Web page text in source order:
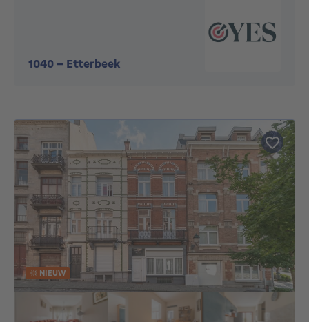
1040 - Etterbeek
NIEUW